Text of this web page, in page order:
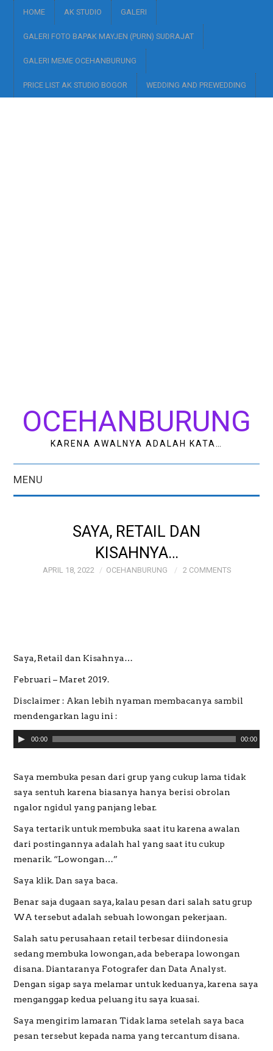
HOME AK STUDIO GALERI
GALERI FOTO BAPAK MAYJEN (PURN) SUDRAJAT
GALERI MEME OCEHANBURUNG
PRICE LIST AK STUDIO BOGOR WEDDING AND PREWEDDING
OCEHANBURUNG
KARENA AWALNYA ADALAH KATA…
MENU
GALERI
SUDRAJAT
GALERI MEME
STUDIO BOGOR
PREWEDDING
SAYA, RETAIL DAN
KISAHNYA…
APRIL 18, 2022 OCEHANBURUNG 2 COMMENTS
Saya, Retail dan Kisahnya…
Februari – Maret 2019.
Disclaimer : Akan lebih nyaman membacanya sambil
mendengarkan lagu ini :
A
i
o
P
l
a
y
00:00 00:00
Saya membuka pesan dari grup yang cukup lama tidak
saya sentuh karena biasanya hanya berisi obrolan
ngalor ngidul yang panjang lebar.
Saya tertarik untuk membuka saat itu karena awalan
dari postingannya adalah hal yang saat itu cukup
menarik. “Lowongan…”
Saya klik. Dan saya baca.
Benar saja dugaan saya, kalau pesan dari salah satu grup
WA tersebut adalah sebuah lowongan pekerjaan.
Salah satu perusahaan retail terbesar diindonesia
sedang membuka lowongan, ada beberapa lowongan
disana. Diantaranya Fotografer dan Data Analyst.
Dengan sigap saya melamar untuk keduanya, karena saya
menganggap kedua peluang itu saya kuasai.
Saya mengirim lamaran Tidak lama setelah saya baca
pesan tersebut kepada nama yang tercantum disana.